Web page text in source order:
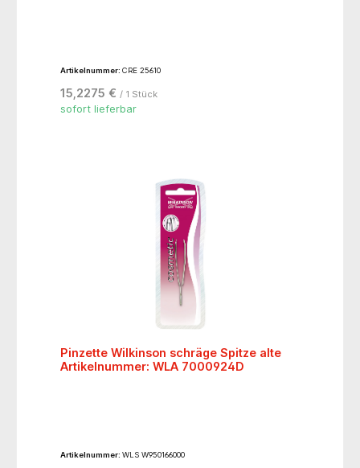
Artikelnummer: CRE 25610
15,2275 € / 1 Stück
sofort lieferbar
Pinzette Wilkinson schräge Spitze alte
Artikelnummer: WLA 7000924D
Artikelnummer: WLS W950166000